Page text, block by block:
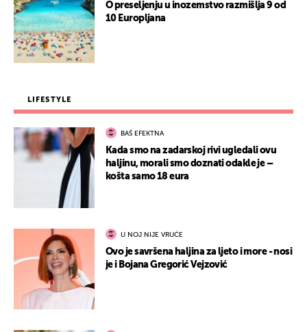
O preseljenju u inozemstvo razmišlja 9 od
10 Europljana
LIFESTYLE
BAŠ EFEKTNA
Kada smo na zadarskoj rivi ugledali ovu
haljinu, morali smo doznati odakle je –
košta samo 18 eura
U NOJ NIJE VRUĆE
Ovo je savršena haljina za ljeto i more - nosi
je i Bojana Gregorić Vejzović